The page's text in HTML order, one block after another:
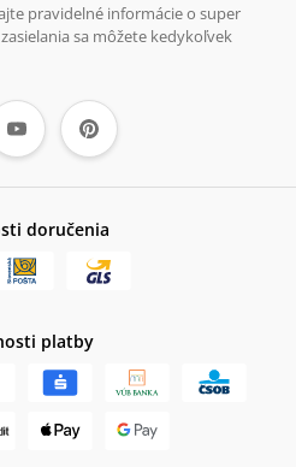
pravidelné informácie o super
sa môžete kedykoľvek
doručenia
platby